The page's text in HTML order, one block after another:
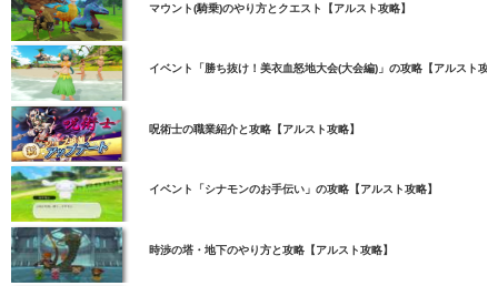
マウント(騎乗)のやり方とクエスト【アルスト攻略】
イベント「勝ち抜け！美衣血怒地大会(大会編)」の攻略【アルスト攻
呪術士の職業紹介と攻略【アルスト攻略】
イベント「シナモンのお手伝い」の攻略【アルスト攻略】
時渉の塔・地下のやり方と攻略【アルスト攻略】